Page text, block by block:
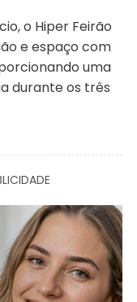
o Hiper Feirão
e espaço com
uma
durante os três